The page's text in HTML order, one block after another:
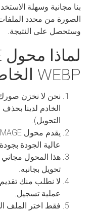
بنا مجانية وسهلة
الصورة من محدد
وستحصل على النتيجة.
WEBP الخاص بنا
نحن لا نخزن
الخادم لدينا
التحويل).
عالية الجودة
تحويل بجانبه.
لا نطلب منك تقديم
عملية تسجيل.
فقط اختر الملف